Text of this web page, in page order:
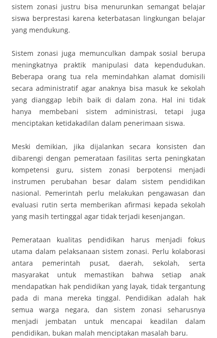
sistem zonasi justru bisa menurunkan semangat belajar
siswa berprestasi karena keterbatasan lingkungan belajar
yang mendukung.
Sistem zonasi juga memunculkan dampak sosial berupa
meningkatnya praktik manipulasi data kependudukan.
Beberapa orang tua rela memindahkan alamat domisili
secara administratif agar anaknya bisa masuk ke sekolah
yang dianggap lebih baik di dalam zona. Hal ini tidak
hanya membebani sistem administrasi, tetapi juga
menciptakan ketidakadilan dalam penerimaan siswa.
Meski demikian, jika dijalankan secara konsisten dan
dibarengi dengan pemerataan fasilitas serta peningkatan
kompetensi guru, sistem zonasi berpotensi menjadi
instrumen perubahan besar dalam sistem pendidikan
nasional. Pemerintah perlu melakukan pengawasan dan
evaluasi rutin serta memberikan afirmasi kepada sekolah
yang masih tertinggal agar tidak terjadi kesenjangan.
Pemerataan kualitas pendidikan harus menjadi fokus
utama dalam pelaksanaan sistem zonasi. Perlu kolaborasi
antara pemerintah pusat, daerah, sekolah, serta
masyarakat untuk memastikan bahwa setiap anak
mendapatkan hak pendidikan yang layak, tidak tergantung
pada di mana mereka tinggal. Pendidikan adalah hak
semua warga negara, dan sistem zonasi seharusnya
menjadi jembatan untuk mencapai keadilan dalam
pendidikan, bukan malah menciptakan masalah baru.